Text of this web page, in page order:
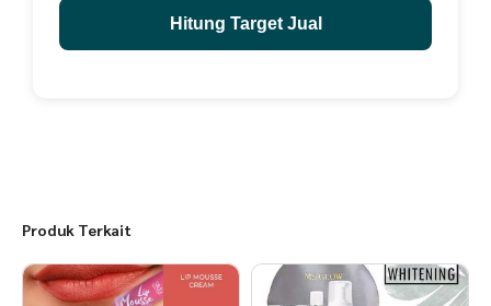
Note: dapat digunakan oleh wanita ataupun pria
Hitung Target Jual
Produk Terkait